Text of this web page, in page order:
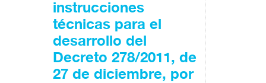
instrucciones
técnicas para el
desarrollo del
Decreto 278/2011, de
27 de diciembre, por